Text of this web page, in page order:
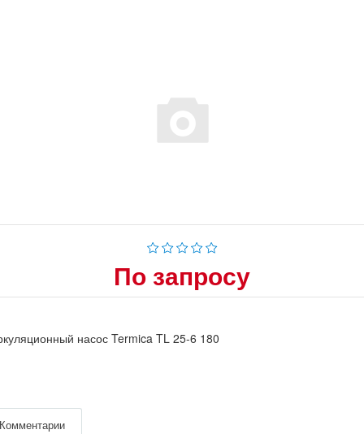
По запросу
насос Termica TL 25-6 180